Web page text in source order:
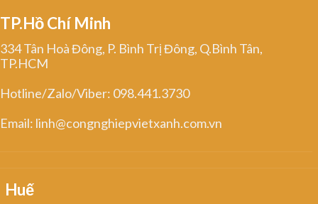
TP.Hồ Chí Minh
334 Tân Hoà Đông, P. Bình Trị Đông, Q.Bình Tân,
TP.HCM
Hotline/Zalo/Viber: 098.441.3730
Email: linh@congnghiepvietxanh.com.vn
Huế